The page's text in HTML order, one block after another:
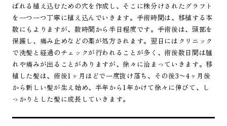
ばれる植え込むための穴を作成し、そこに株分けされたグラフト
を一つ一つ丁寧に植え込んでいきます。手術時間は、移植する本
数にもよりますが、数時間から半日程度です。手術後は、頭部を
保護し、痛み止めなどの薬が処方されます。翌日にはクリニック
で洗髪と経過のチェックが行われることが多く、術後数日間は腫
れや痛みが出ることがありますが、徐々に治まっていきます。移
植した髪は、術後1ヶ月ほどで一度抜け落ち、その後3〜4ヶ月後
から新しい髪が生え始め、半年から1年かけて徐々に伸びて、し
っかりとした髪に成長していきます。